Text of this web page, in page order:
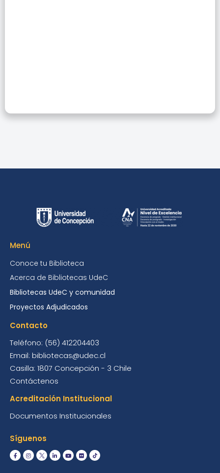
Menú
Conoce tu Biblioteca
Acerca de Bibliotecas UdeC
Bibliotecas UdeC y comunidad
Proyectos Adjudicados
Contacto
Teléfono: (56) 412204403
Email: bibliotecas@udec.cl
Casilla: 1807 Concepción - 3 Chile
Contáctenos
Acreditación Institucional
Documentos Institucionales
Síguenos